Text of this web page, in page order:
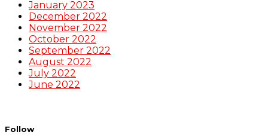
January 2023
December 2022
November 2022
October 2022
September 2022
August 2022
July 2022
June 2022
Follow